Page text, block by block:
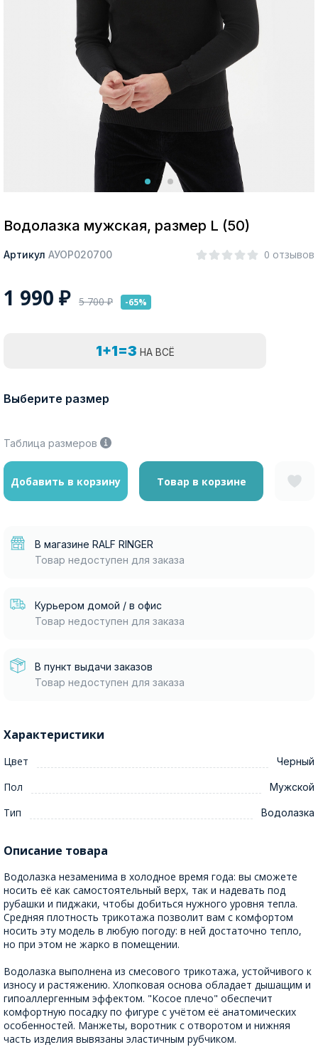
Да, все верно Изменить город
Водолазка мужская, размер L (50)
Артикул АУОР020700 0 отзывов
1 990 ₽ 5 700₽ -65%
1+1=3 НА ВСЁ
Выберите размер
Таблица размеров
Добавить в корзину Товар в корзине
В магазине RALF RINGER
Товар недоступен для заказа
Курьером домой / в офис
Товар недоступен для заказа
В пункт выдачи заказов
Товар недоступен для заказа
Характеристики
Цвет Черный
Пол Мужской
Тип Водолазка
Описание товара
Водолазка незаменима в холодное время года: вы сможете
носить её как самостоятельный верх, так и надевать под
рубашки и пиджаки, чтобы добиться нужного уровня тепла.
Средняя плотность трикотажа позволит вам с комфортом
носить эту модель в любую погоду: в ней достаточно тепло,
но при этом не жарко в помещении.
Водолазка выполнена из смесового трикотажа, устойчивого к
износу и растяжению. Хлопковая основа обладает дышащим и
гипоаллергенным эффектом. "Косое плечо" обеспечит
комфортную посадку по фигуре с учётом её анатомических
особенностей. Манжеты, воротник с отворотом и нижняя
часть изделия вывязаны эластичным рубчиком.